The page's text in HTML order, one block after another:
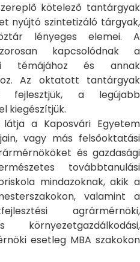
kötelező tantárgyak
nyújtó szintetizáló tárgyak,
lényeges elemei. A
kapcsolódnak a
témájához és annak
Az oktatott tantárgyak
fejlesztjük, a legújabb
kiegészítjük.
a Kaposvári Egyetem
vagy más felsőoktatási
és gazdasági
továbbtanulási
mindazoknak, akik a
valamint a
agrármérnöki,
környezetgazdálkodási,
esetleg MBA szakokon